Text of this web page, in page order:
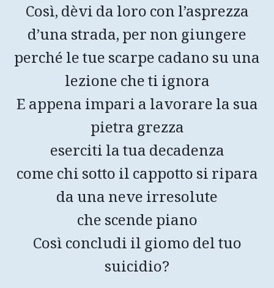
Così, dèvi da loro con l’asprezza
d’una strada, per non giungere
perché le tue scarpe cadano su una
lezione che ti ignora
E appena impari a lavorare la sua
pietra grezza
eserciti la tua decadenza
come chi sotto il cappotto si ripara
da una neve irresolute
che scende piano
Così concludi il giomo del tuo
suicidio?